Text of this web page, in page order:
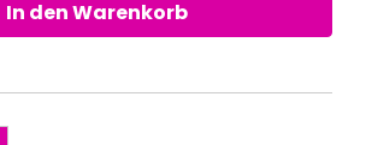
In den Warenkorb